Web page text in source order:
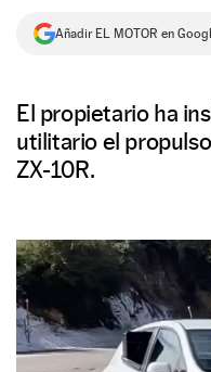
Añadir EL MOTOR en
El propietario ha
utilitario el
ZX-10R.